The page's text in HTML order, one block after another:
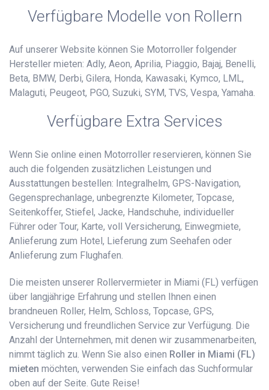
Verfügbare Modelle von Rollern
Auf unserer Website können Sie Motorroller folgender
Hersteller mieten: Adly, Aeon, Aprilia, Piaggio, Bajaj, Benelli,
Beta, BMW, Derbi, Gilera, Honda, Kawasaki, Kymco, LML,
Malaguti, Peugeot, PGO, Suzuki, SYM, TVS, Vespa, Yamaha.
Verfügbare Extra Services
Wenn Sie online einen Motorroller reservieren, können Sie
auch die folgenden zusätzlichen Leistungen und
Ausstattungen bestellen: Integralhelm, GPS-Navigation,
Gegensprechanlage, unbegrenzte Kilometer, Topcase,
Seitenkoffer, Stiefel, Jacke, Handschuhe, individueller
Führer oder Tour, Karte, voll Versicherung, Einwegmiete,
Anlieferung zum Hotel, Lieferung zum Seehafen oder
Anlieferung zum Flughafen.
Die meisten unserer Rollervermieter in Miami (FL) verfügen
über langjährige Erfahrung und stellen Ihnen einen
brandneuen Roller, Helm, Schloss, Topcase, GPS,
Versicherung und freundlichen Service zur Verfügung. Die
Anzahl der Unternehmen, mit denen wir zusammenarbeiten,
nimmt täglich zu. Wenn Sie also einen Roller in Miami (FL)
mieten möchten, verwenden Sie einfach das Suchformular
oben auf der Seite. Gute Reise!